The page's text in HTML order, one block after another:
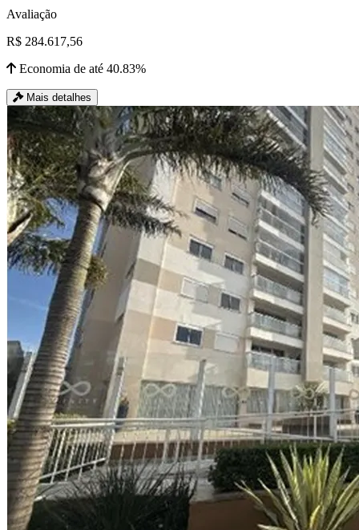
Avaliação
R$ 284.617,56
Economia de até 40.83%
Mais detalhes